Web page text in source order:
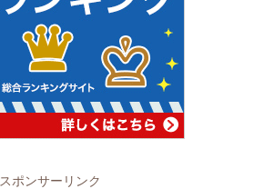
スポンサーリンク